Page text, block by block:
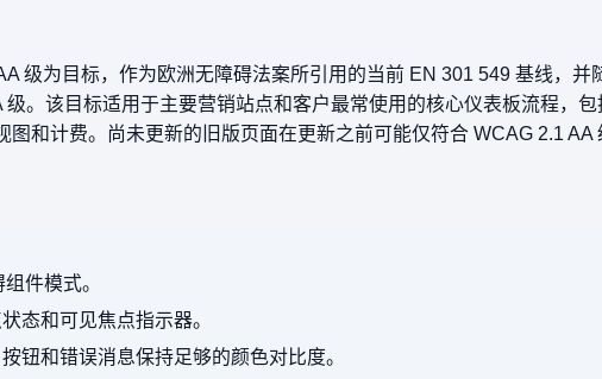
级为目标，作为欧洲无障碍法案所引用的当前 EN 301 549 基线，并
。该目标适用于主要营销站点和客户最常使用的核心仪表板流程，包
和计费。尚未更新的旧版页面在更新之前可能仅符合 WCAG 2.1 AA
件模式。
态和可见焦点指示器。
钮和错误消息保持足够的颜色对比度。